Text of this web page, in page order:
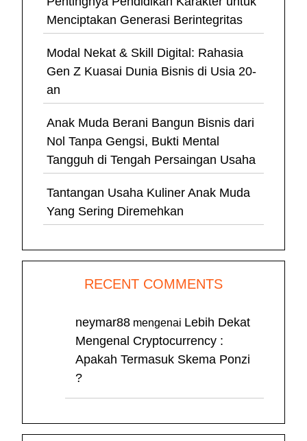
Menciptakan Generasi Berintegritas
Modal Nekat & Skill Digital: Rahasia
Gen Z Kuasai Dunia Bisnis di Usia 20-
an
Anak Muda Berani Bangun Bisnis dari
Nol Tanpa Gengsi, Bukti Mental
Tangguh di Tengah Persaingan Usaha
Tantangan Usaha Kuliner Anak Muda
Yang Sering Diremehkan
RECENT COMMENTS
neymar88 mengenai Lebih Dekat
Mengenal Cryptocurrency :
Apakah Termasuk Skema Ponzi
?